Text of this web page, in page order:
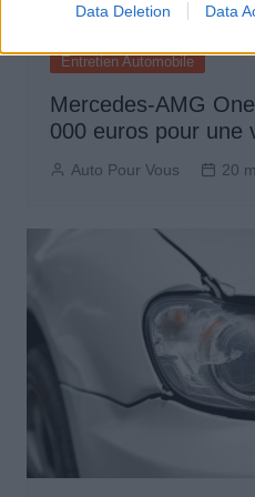
Data Deletion Data
Entretien Automobile
Mercedes-AMG
000 euros pour une
Auto Pour Vous 20